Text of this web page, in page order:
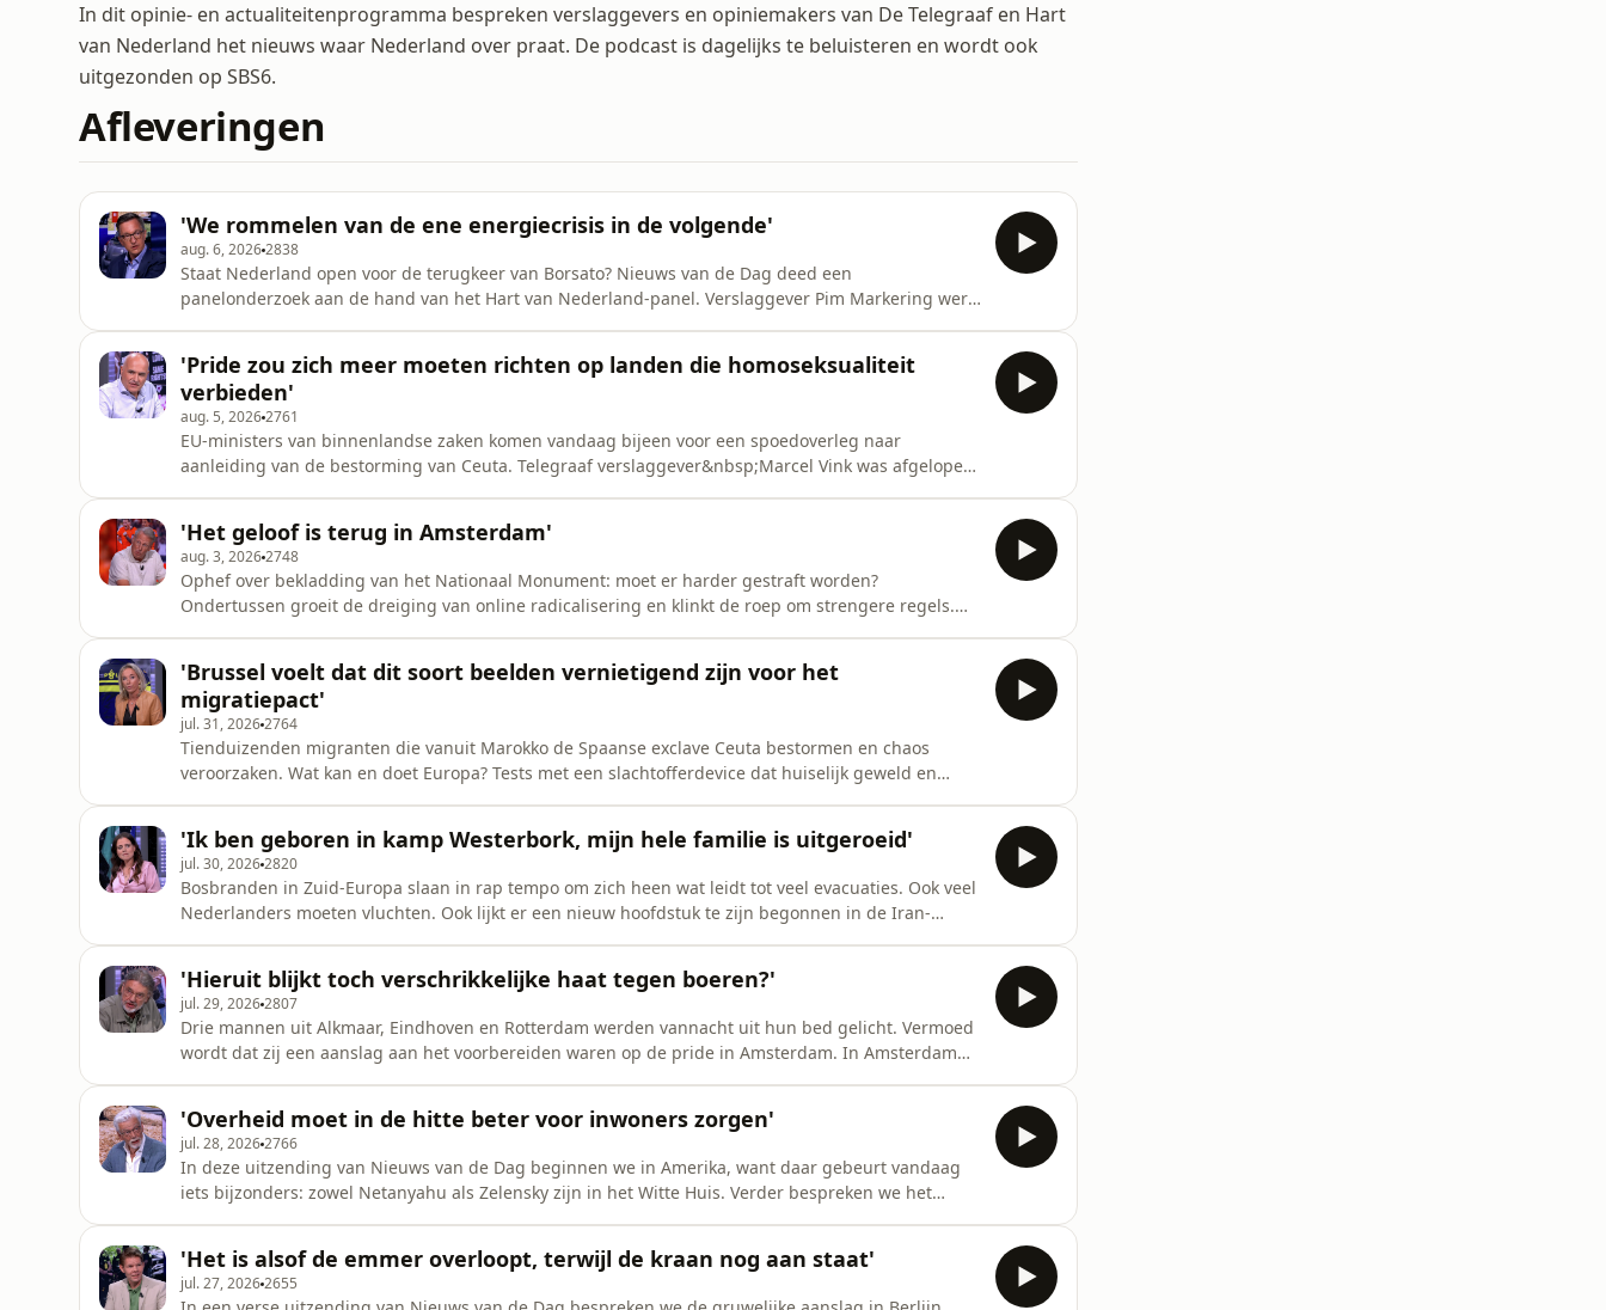
In dit opinie- en actualiteitenprogramma bespreken verslaggevers en opiniemakers van De Telegraaf en Hart
van Nederland het nieuws waar Nederland over praat. De podcast is dagelijks te beluisteren en wordt ook
uitgezonden op SBS6.
Afleveringen
'We rommelen van de ene energiecrisis in de volgende'
aug. 6, 20262838
Staat Nederland open voor de terugkeer van Borsato? Nieuws van de Dag deed een
panelonderzoek aan de hand van het Hart van Nederland-panel. Verslaggever Pim Markering werd
van een video van hiphop-platform 101B
'Pride zou zich meer moeten richten op landen die homoseksualiteit
verbieden'
aug. 5, 20262761
EU-ministers van binnenlandse zaken komen vandaag bijeen voor een spoedoverleg naar
aanleiding van de bestorming van Ceuta. Telegraaf verslaggever&nbsp;Marcel Vink was afgelopen
is er the day after. Opiniemaker
'Het geloof is terug in Amsterdam'
aug. 3, 20262748
Ophef over bekladding van het Nationaal Monument: moet er harder gestraft worden?
Ondertussen groeit de dreiging van online radicalisering en klinkt de roep om strengere regels.
Dit en meer in Nieuws van de
'Brussel voelt dat dit soort beelden vernietigend zijn voor het
migratiepact'
jul. 31, 20262764
Tienduizenden migranten die vanuit Marokko de Spaanse exclave Ceuta bestormen en chaos
veroorzaken. Wat kan en doet Europa? Tests met een slachtofferdevice dat huiselijk geweld en
Alexander Bakker, Bram
'Ik ben geboren in kamp Westerbork, mijn hele familie is uitgeroeid'
jul. 30, 20262820
Bosbranden in Zuid-Europa slaan in rap tempo om zich heen wat leidt tot veel evacuaties. Ook veel
Nederlanders moeten vluchten. Ook lijkt er een nieuw hoofdstuk te zijn begonnen in de Iran-
bankbiljetten vervangen en meer Europees m
'Hieruit blijkt toch verschrikkelijke haat tegen boeren?'
jul. 29, 20262807
Drie mannen uit Alkmaar, Eindhoven en Rotterdam werden vannacht uit hun bed gelicht. Vermoed
wordt dat zij een aanslag aan het voorbereiden waren op de pride in Amsterdam. In Amsterdam
gekraakt. We hebben het
'Overheid moet in de hitte beter voor inwoners zorgen'
jul. 28, 20262766
In deze uitzending van Nieuws van de Dag beginnen we in Amerika, want daar gebeurt vandaag
iets bijzonders: zowel Netanyahu als Zelensky zijn in het Witte Huis. Verder bespreken we het
meer dan gebruikelijk. Jan Slag
'Het is alsof de emmer overloopt, terwijl de kraan nog aan staat'
jul. 27, 20262655